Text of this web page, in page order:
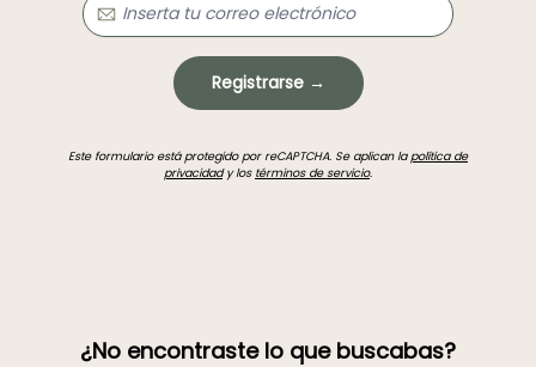
Registrarse →
Este formulario está protegido por reCAPTCHA. Se aplican lapolítica de
privacidady los términos de servicio.
¿No encontraste lo que buscabas?